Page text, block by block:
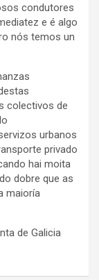
condutores
e é algo
nós temos un
colectivos de
urbanos
privado
hai moita
dobre que as
maioría
de Galicia